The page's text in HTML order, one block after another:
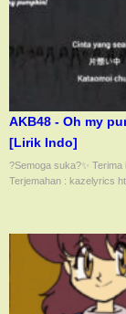
AKB48 - Oh my
[Lirik Indo]
?Semoga suka?✨ Terima
Terjemahan : kazelyrics